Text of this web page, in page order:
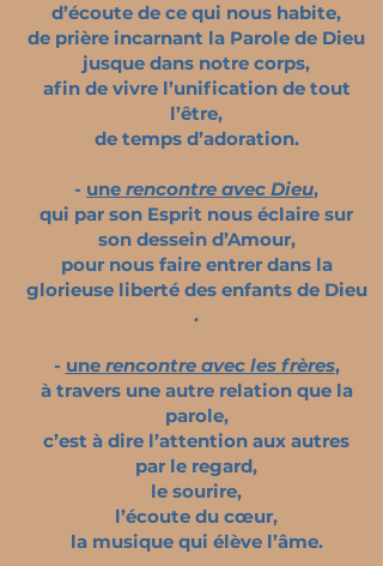
d’écoute de ce qui nous habite,
de prière incarnant la Parole de Dieu
jusque dans notre corps,
afin de vivre l’unification de tout
l’être,
de temps d’adoration.
- une rencontre avec Dieu,
qui par son Esprit nous éclaire sur
son dessein d’Amour,
pour nous faire entrer dans la
glorieuse liberté des enfants de Dieu
.
- une rencontre avec les frères,
à travers une autre relation que la
parole,
c’est à dire l’attention aux autres
par le regard,
le sourire,
l’écoute du cœur,
la musique qui élève l’âme.